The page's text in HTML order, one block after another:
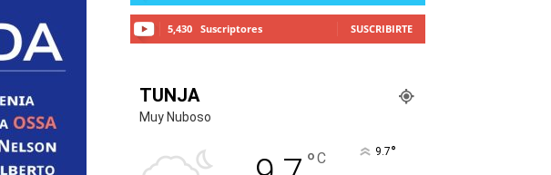
5,430 Suscriptores SUSCRIBIRTE
TUNJA
Muy Nuboso
°C 9.7°